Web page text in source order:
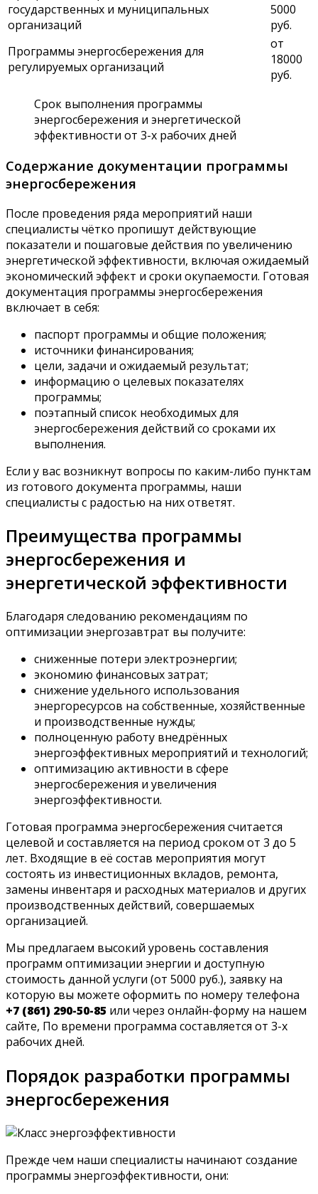
государственных и муниципальных
организаций
5000
руб.
Программы энергосбережения для
регулируемых организаций
от
18000
руб.
Срок выполнения программы
энергосбережения и энергетической
эффективности от 3-х рабочих дней
Содержание документации программы
энергосбережения
После проведения ряда мероприятий наши
специалисты чётко пропишут действующие
показатели и пошаговые действия по увеличению
энергетической эффективности, включая ожидаемый
экономический эффект и сроки окупаемости. Готовая
документация программы энергосбережения
включает в себя:
паспорт программы и общие положения;
источники финансирования;
цели, задачи и ожидаемый результат;
информацию о целевых показателях
программы;
поэтапный список необходимых для
энергосбережения действий со сроками их
выполнения.
Если у вас возникнут вопросы по каким-либо пунктам
из готового документа программы, наши
специалисты с радостью на них ответят.
Преимущества программы
энергосбережения и
энергетической эффективности
Благодаря следованию рекомендациям по
оптимизации энергозавтрат вы получите:
сниженные потери электроэнергии;
экономию финансовых затрат;
снижение удельного использования
энергоресурсов на собственные, хозяйственные
и производственные нужды;
полноценную работу внедрённых
энергоэффективных мероприятий и технологий;
оптимизацию активности в сфере
энергосбережения и увеличения
энергоэффективности.
Готовая программа энергосбережения считается
целевой и составляется на период сроком от 3 до 5
лет. Входящие в её состав мероприятия могут
состоять из инвестиционных вкладов, ремонта,
замены инвентаря и расходных материалов и других
производственных действий, совершаемых
организацией.
Мы предлагаем высокий уровень составления
программ оптимизации энергии и доступную
стоимость данной услуги (от 5000 руб.), заявку на
которую вы можете оформить по номеру телефона
+7 (861) 290-50-85 или через онлайн-форму на нашем
сайте, По времени программа составляется от 3-х
рабочих дней.
Порядок разработки программы
энергосбережения
Прежде чем наши специалисты начинают создание
программы энергоэффективности, они: